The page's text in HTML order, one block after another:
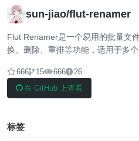
sun-jiao/flut-renamer
Flut Renamer是一个易用的批量文
换、删除、重排等功能，适用于多个
666 15 666
26
在 GitHub 上查看
标签